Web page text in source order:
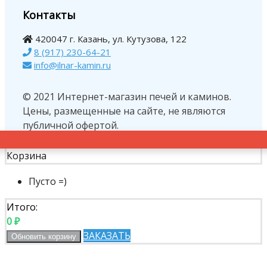
Контакты
420047 г. Казань, ул. Кутузова, 122
8 (917) 230-64-21
info@ilnar-kamin.ru
© 2021 Интернет-магазин печей и каминов.
Цены, размещенные на сайте, не являются
публичной офертой.
Корзина
Пусто =)
Итого:
0₽
Обновить корзину ЗАКАЗАТЬ